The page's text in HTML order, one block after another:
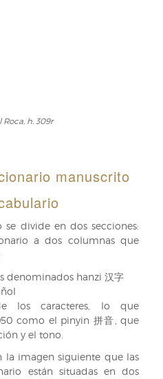
h. 309r
manuscrito
se divide en dos secciones:
a dos columnas que
denominados hanzi 汉字
los caracteres, lo que
como el pinyin 拼音, que
y el tono.
la imagen siguiente que las
están situadas en dos